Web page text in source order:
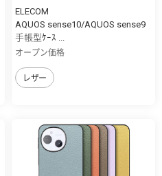
ELECOM
AQUOS sense10/AQUOS sense9
手帳型ｹｰｽ ...
オープン価格
レザー